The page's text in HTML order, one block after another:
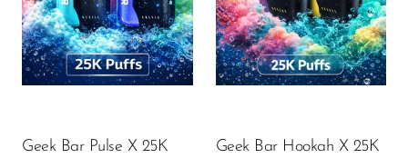
Geek Bar
Glamee
HERO
Geek Bar Pulse X 25K
$16.96
Geek Bar Hookah X 25K
$16.78